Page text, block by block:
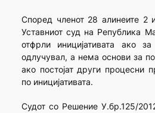
Според членот 28 алинеите 2
Уставниот суд на Република
отфрли иниција­тивата ако
одлучувал, а нема основи за
ако постојат други процесни
по иницијативата.
Судот со Решение У.бр.125/